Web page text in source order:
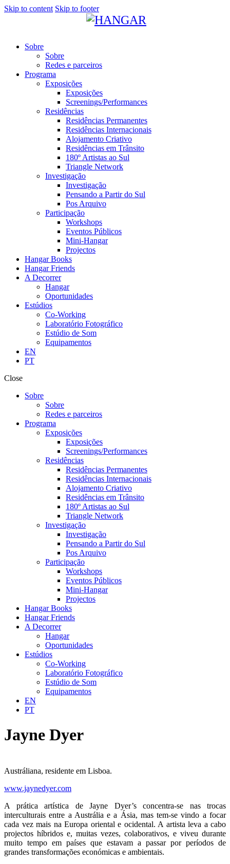
Skip to content Skip to footer
Sobre
Sobre
Redes e parceiros
Programa
Exposições
Exposições
Screenings/Performances
Residências
Residências Permanentes
Residências Internacionais
Alojamento Criativo
Residências em Trânsito
180º Artistas ao Sul
Triangle Network
Investigação
Investigação
Pensando a Partir do Sul
Pos Arquivo
Participação
Workshops
Eventos Públicos
Mini-Hangar
Projectos
Hangar Books
Hangar Friends
A Decorrer
Hangar
Oportunidades
Estúdios
Co-Working
Laboratório Fotográfico
Estúdio de Som
Equipamentos
EN
PT
Close
Sobre
Sobre
Redes e parceiros
Programa
Exposições
Exposições
Screenings/Performances
Residências
Residências Permanentes
Residências Internacionais
Alojamento Criativo
Residências em Trânsito
180º Artistas ao Sul
Triangle Network
Investigação
Investigação
Pensando a Partir do Sul
Pos Arquivo
Participação
Workshops
Eventos Públicos
Mini-Hangar
Projectos
Hangar Books
Hangar Friends
A Decorrer
Hangar
Oportunidades
Estúdios
Co-Working
Laboratório Fotográfico
Estúdio de Som
Equipamentos
EN
PT
Jayne Dyer
Austráliana, residente em Lisboa.
www.jaynedyer.com
A prática artística de Jayne Dyer’s concentra-se nas trocas
interculturais entre a Austrália e a Ásia, mas tem-se vindo a focar
cada vez mais na Europa oriental e ocidental. A artista leva a cabo
projectos híbridos e, muitas vezes, colaborativos, e viveu durante
muito tempo em países que estavam a passar por períodos de
grandes transformações económicas e ambientais.